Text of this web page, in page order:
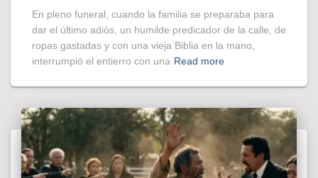
En pleno funeral, cuando la familia se preparaba para
dar el último adiós, un humilde predicador de la calle, de
ropas gastadas y con una vieja Biblia en la mano,
interrumpió el entierro con una Read more